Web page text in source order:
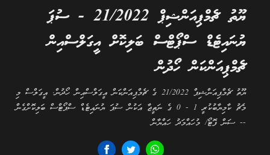
ޔޫތު ޗެމްޕިއަންޝިޕް 21/2022 - ސުޕަ
ޔުނައިޓެޑް ސްޕޯޓްސް ބަލިކޮށް އީގަލްސްއިން
ޗެމްޕިއަންކަން ހޯދުން
ޔޫތު ޗެމްޕިއަންޝިޕް 21/2022 ގެ ޗެމްޕިއަންކަން އީގަލްސްއިން ހޯދުން. އީގަލްސް މި
މެޗު ކާމިޔާބުކުރީ 1 - 0 ގެ ނަތީޖާ އަކުން ސުޕަ ޔުނައިޓެޑް ސްޕޯޓްސް ބަލިކޮށްގެން
-- ސަން ފޮޓޯ/ މުހައްމަދު ހައްޔާން